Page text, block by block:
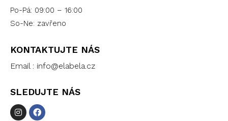
Po-Pá: 09:00 – 16:00
So-Ne: zavřeno
KONTAKTUJTE NÁS
Email : info@elabela.cz
SLEDUJTE NÁS